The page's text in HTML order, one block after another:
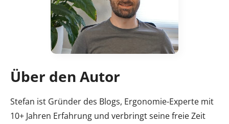
Über den Autor
Stefan ist Gründer des Blogs, Ergonomie-Experte mit
10+ Jahren Erfahrung und verbringt seine freie Zeit